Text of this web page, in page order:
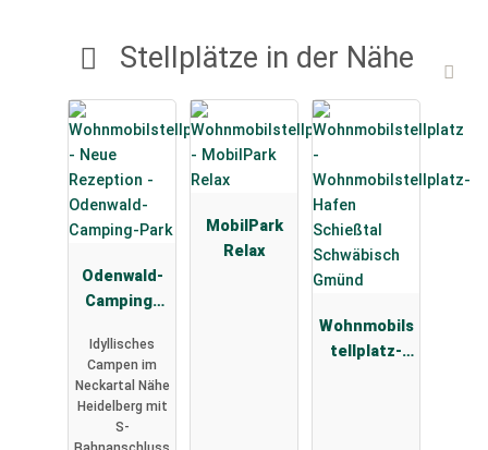
Stellplätze in der Nähe
Odenwald-
Camping-
Idyllisches
Campen im
Neckartal Nähe
Heidelberg mit
S-
MobilPark
Relax
Wohnmobils
tellplatz-